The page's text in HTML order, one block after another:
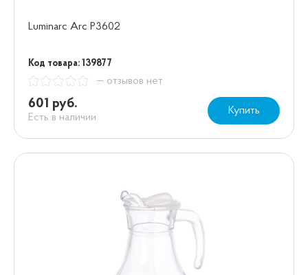
Luminarc Arc P3602
Код товара: 139877
— отзывов нет
601 руб.
Есть в наличии
Купить